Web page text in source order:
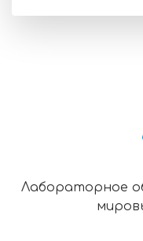
Лабораторное